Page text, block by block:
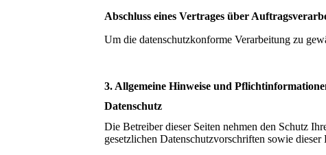
Abschluss eines Vertrages über
Um die datenschutzkonforme Verarbeitung zu
3. Allgemeine Hinweise und
Datenschutz
Die Betreiber dieser Seiten nehmen den Schutz
gesetzlichen Datenschutzvorschriften sowie dieser